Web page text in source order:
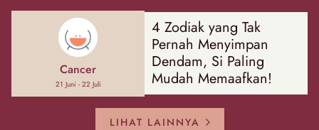
Cancer
21 Juni - 22 Juli
4 Zodiak yang Tak
Pernah Menyimpan
Dendam, Si Paling
Mudah Memaafkan!
LIHAT LAINNYA